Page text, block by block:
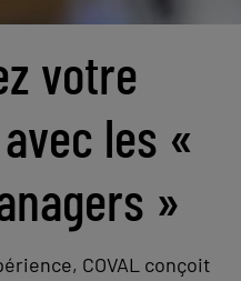
votre
les «
»
COVAL conçoit